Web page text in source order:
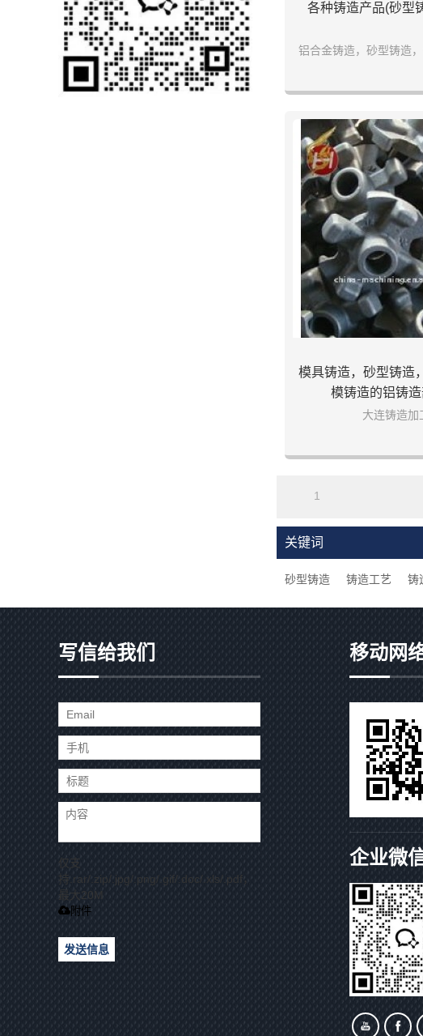
各种铸造产品(砂型
铝合金铸造，砂型铸造，
模具铸造，砂型铸造
模铸造的铝铸
大连铸造加
1
关键词
砂型铸造 铸造工艺 铸
写信给我们
仅支
持.rar/.zip/.jpg/.png/.gif/.doc/.xls/.pdf，
最大20M
附件
发送信息
移动网
企业微